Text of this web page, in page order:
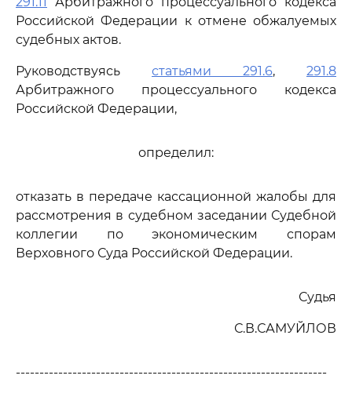
Российской Федерации к отмене обжалуемых
судебных актов.
Руководствуясь статьями 291.6, 291.8
Арбитражного процессуального кодекса
Российской Федерации,
определил:
отказать в передаче кассационной жалобы для
рассмотрения в судебном заседании Судебной
коллегии по экономическим спорам
Верховного Суда Российской Федерации.
Судья
С.В.САМУЙЛОВ
------------------------------------------------------------------